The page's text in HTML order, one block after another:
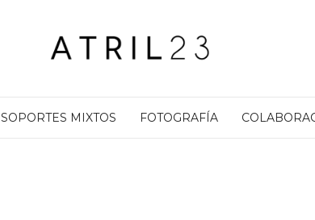
SOPORTES MIXTOS FOTOGRAFÍA